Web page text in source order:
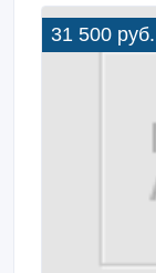
31 500 руб.